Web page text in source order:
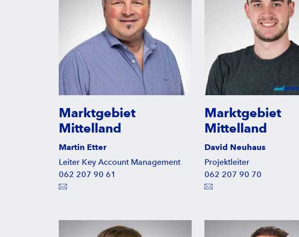
Marktgebiet
Mittelland
Martin Etter
Leiter Key Account Management
062 207 90 61
Marktgebiet
Mittelland
David Neuhaus
Projektleiter
062 207 90 70